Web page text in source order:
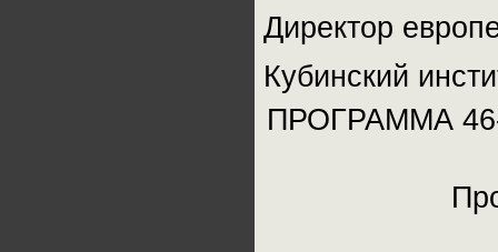
Директор
Кубинский
ПРОГРАММА